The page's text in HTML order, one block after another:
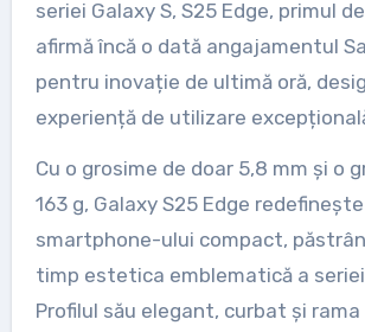
seriei Galaxy S, S25 Edge, primul
afirmă încă o dată angajamentul
pentru inovație de ultimă oră,
experiență de utilizare
Cu o grosime de doar 5,8 mm și o
163 g, Galaxy S25 Edge
smartphone-ului compact,
timp estetica emblematică a seriei
Profilul său elegant, curbat și